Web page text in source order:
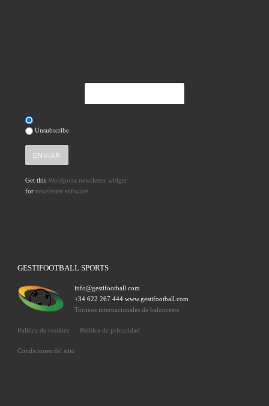
Unsubscribe
Get this Wordpress newsletter widget
for newsletter software
GESTIFOOTBALL SPORTS
info@gestifootball.com
+34 622 267 444 www.gestifootball.com
Torneos internacionales de baloncesto
Política de cookies Politica de privacidad
Condiciones del sitio